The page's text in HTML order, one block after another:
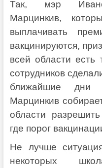
Так, мэр
Марцинкив,
выплачивать
вакцинируются,
всей области есть
сотрудников
ближайшие дни
Марцинкив
области
где порог
Не лучше
некоторых